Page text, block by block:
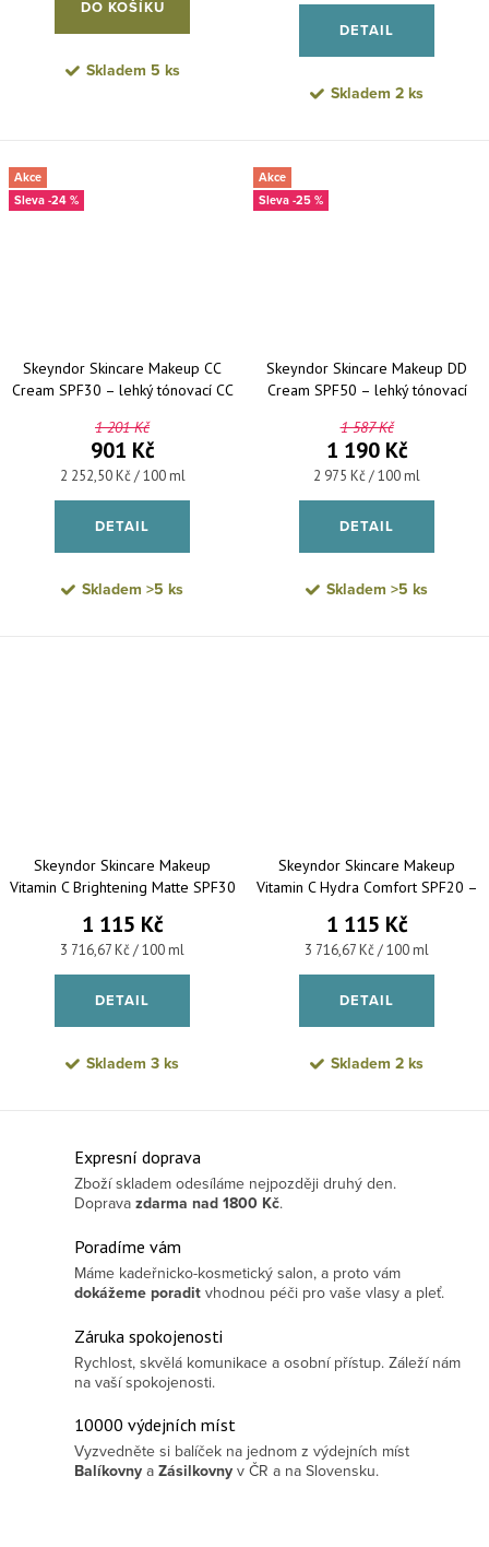
DO KOŠÍKU
Skladem 5 ks
DETAIL
Skladem 2 ks
Akce
-24 %
Skeyndor Skincare Makeup CC
Cream SPF30 – lehký tónovací CC
1 201 Kč
901 Kč
Měrná cena:
2 252,50 Kč / 100 ml
DETAIL
Skladem >5 ks
Akce
-25 %
Skeyndor Skincare Makeup DD
Cream SPF50 – lehký tónovací
1 587 Kč
1 190 Kč
Měrná cena:
2 975 Kč / 100 ml
DETAIL
Skladem >5 ks
Skeyndor Skincare Makeup
Vitamin C Brightening Matte SPF30
pro smíšenou a mastnou pleť 30
ml
1 115 Kč
Měrná cena:
3 716,67 Kč / 100 ml
DETAIL
Skladem 3 ks
Skeyndor Skincare Makeup
Vitamin C Hydra Comfort SPF20 –
a suchou pleť 30 ml
1 115 Kč
Měrná cena:
3 716,67 Kč / 100 ml
DETAIL
Skladem 2 ks
Ovládací prvky výpisu
Expresní doprava
Zboží skladem odesíláme nejpozději druhý den.
Doprava zdarma nad 1800 Kč.
Poradíme vám
Máme kadeřnicko-kosmetický salon, a proto vám
dokážeme poradit vhodnou péči pro vaše vlasy a pleť.
Záruka spokojenosti
Rychlost, skvělá komunikace a osobní přístup. Záleží nám
na vaší spokojenosti.
10000 výdejních míst
Vyzvedněte si balíček na jednom z výdejních míst
Balíkovny a Zásilkovny v ČR a na Slovensku.